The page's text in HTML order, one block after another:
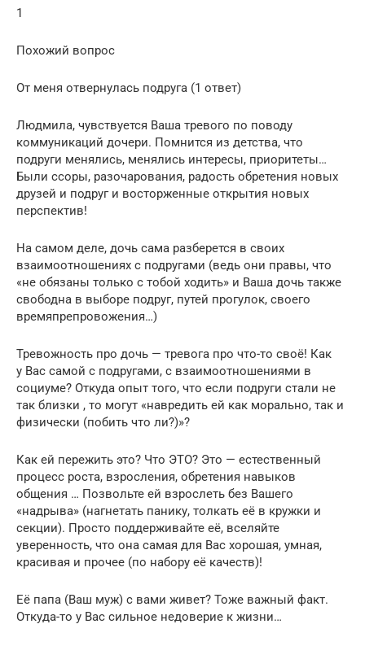
1
Похожий вопрос
От меня отвернулась подруга (1 ответ)
Людмила, чувствуется Ваша тревого по поводу
коммуникаций дочери. Помнится из детства, что
подруги менялись, менялись интересы, приоритеты…
Были ссоры, разочарования, радость обретения новых
друзей и подруг и восторженные открытия новых
перспектив!
На самом деле, дочь сама разберется в своих
взаимоотношениях с подругами (ведь они правы, что
«не обязаны только с тобой ходить» и Ваша дочь также
свободна в выборе подруг, путей прогулок, своего
времяпрепровожения…)
Тревожность про дочь — тревога про что-то своё! Как
у Вас самой с подругами, с взаимоотношениями в
социуме? Откуда опыт того, что если подруги стали не
так близки , то могут «навредить ей как морально, так и
физически (побить что ли?)»?
Как ей пережить это? Что ЭТО? Это — естественный
процесс роста, взросления, обретения навыков
общения … Позвольте ей взрослеть без Вашего
«надрыва» (нагнетать панику, толкать её в кружки и
секции). Просто поддерживайте её, вселяйте
уверенность, что она самая для Вас хорошая, умная,
красивая и прочее (по набору её качеств)!
Её папа (Ваш муж) с вами живет? Тоже важный факт.
Откуда-то у Вас сильное недоверие к жизни…